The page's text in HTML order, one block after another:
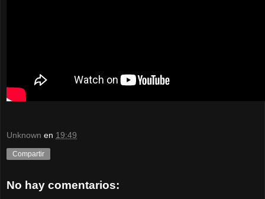
Unknown en 19:49
Compartir
No hay comentarios: